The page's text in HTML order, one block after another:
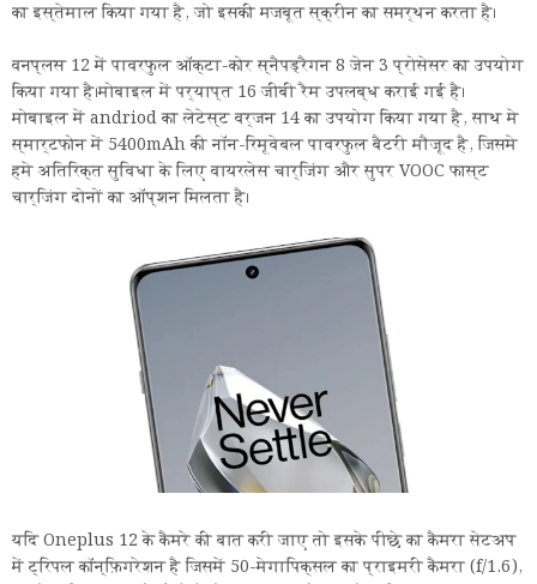
का इस्तेमाल किया गया है, जो इसकी मजबूत स्क्रीन का समर्थन करता है।
वनप्लस 12 में पावरफुल ऑक्टा-कोर स्नैपड्रैगन 8 जेन 3 प्रोसेसर का उपयोग
किया गया है।मोबाइल में पर्याप्त 16 जीबी रैम उपलब्ध कराई गई है।
मोबाइल में andriod का लेटेस्ट वर्जन 14 का उपयोग किया गया है, साथ मे
स्मार्टफोन में 5400mAh की नॉन-रिमूवेबल पावरफुल बैटरी मौजूद है, जिसमे
हमे अतिरिक्त सुविधा के लिए वायरलेस चार्जिंग और सुपर VOOC फास्ट
चार्जिंग दोनों का ऑप्शन मिलता है।
यदि Oneplus 12 के कैमरे की बात करी जाए तो इसके पीछे का कैमरा सेटअप
में ट्रिपल कॉन्फ़िगरेशन है जिसमें 50-मेगापिक्सल का प्राइमरी कैमरा (f/1.6),